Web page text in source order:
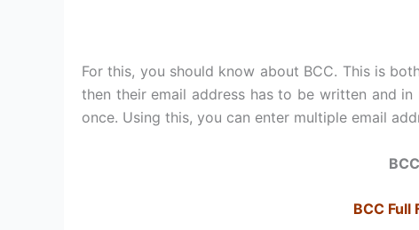
For this, you should know about BCC. This is
then their email address has to be written and
once. Using this, you can enter multiple email
BCC Full